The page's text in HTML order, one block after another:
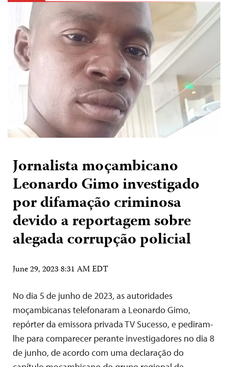
Jornalista moçambicano
Leonardo Gimo investigado
por difamação criminosa
devido a reportagem sobre
alegada corrupção policial
June 29, 2023 8:31 AM EDT
No dia 5 de junho de 2023, as autoridades
moçambicanas telefonaram a Leonardo Gimo,
repórter da emissora privada TV Sucesso, e pediram-
lhe para comparecer perante investigadores no dia 8
de junho, de acordo com uma declaração do